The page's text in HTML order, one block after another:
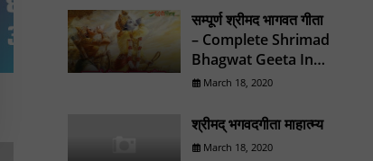
सम्पूर्ण श्रीमद भागवत गीता
– Complete Shrimad
Bhagwat Geeta In
Hindi
March 18, 2020
श्रीमद् भगवदगीता माहात्म्य
March 18, 2020